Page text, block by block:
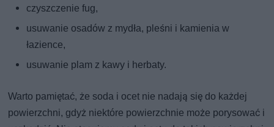
czyszczenie fug,
usuwanie osadów z mydła, pleśni i kamienia w
łazience,
usuwanie plam z kawy i herbaty.
Warto pamiętać, że soda i ocet nie nadają się do każdej
powierzchni, gdyż niektóre powierzchnie może porysować i